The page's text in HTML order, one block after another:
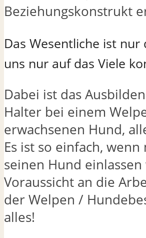
Beziehungskonstrukt
Das Wesentliche ist
uns nur auf das Viele
Dabei ist das
Halter bei einem
erwachsenen Hund,
Es ist so einfach,
seinen Hund
Voraussicht an die
der Welpen /
alles!